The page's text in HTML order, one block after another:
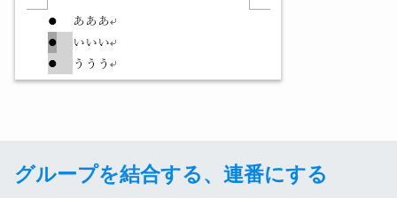
グループを結合する、連番にする